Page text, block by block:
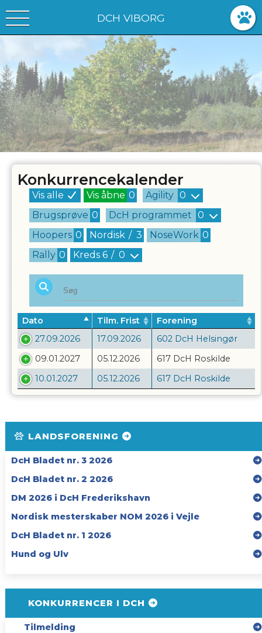
DCH VIBORG
Konkurrencekalender
Vis alle Vis åbne 0 Agility 0
Brugsprøve 0 DcH programmet 0
Hoopers 0 Nordisk / 3 NoseWork 0
Rally 0 Kreds 6 / 0
Dato Tilm. Frist
Forening
27.09.2026
17.09.2026
602 DcH Helsingør
09.01.2027
05.12.2026
617 DcH Roskilde
10.01.2027
05.12.2026 617 DcH Roskilde
LANDSFORENING
DcH Bladet nr. 3 2026
DcH Bladet nr. 2 2026
DM 2026 i DcH Frederikshavn
Nordisk mesterskaber NOM 2026 i Vejle
DcH Bladet nr. 1 2026
Hund og Ulv
KONKURRENCER I DCH
Tilmelding